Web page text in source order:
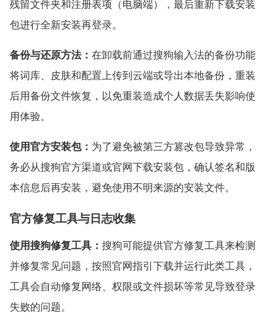
残留文件夹和注册表项（电脑端），最后重新下载安装
包进行全新安装再登录。
备份与还原方法： 在卸载前通过搜狗输入法的备份功能
将词库、皮肤和配置上传到云端或导出本地备份，重装
后用备份文件恢复，以免重装造成个人数据丢失影响使
用体验。
使用官方安装包： 为了避免被第三方篡改包导致异常，
务必从搜狗官方渠道或官网下载安装包，确认签名和版
本信息后再安装，避免使用不明来源的安装文件。
官方修复工具与日志收集
使用搜狗修复工具： 搜狗可能提供官方修复工具来检测
并修复常见问题，按照官网指引下载并运行此类工具，
工具会自动修复网络、权限或文件损坏等常见导致登录
失败的问题。